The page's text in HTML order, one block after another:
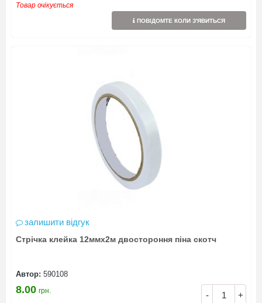
Товар очікується
ПОВІДОМТЕ КОЛИ З'ЯВИТЬСЯ
залишити відгук
Стрічка клейка 12ммх2м двостороння піна скотч
Автор: 590108
- +
8.00 грн.